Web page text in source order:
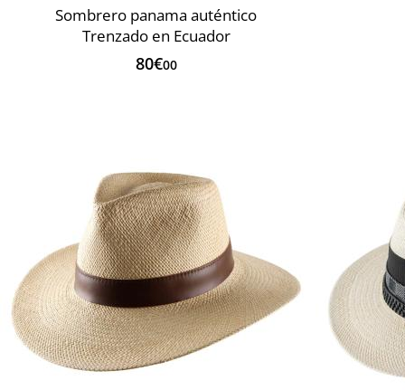
Sombrero panama auténtico
Trenzado en Ecuador
80€00